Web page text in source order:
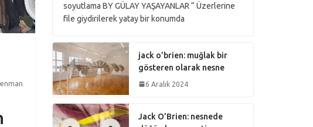
soyutlama BY GÜLAY YAŞAYANLAR “ Üzerlerine
file giydirilerek yatay bir konumda
jack o’brien: muğlak bir
gösteren olarak nesne
6 Aralık 2024
Jack O’Brien: nesnede